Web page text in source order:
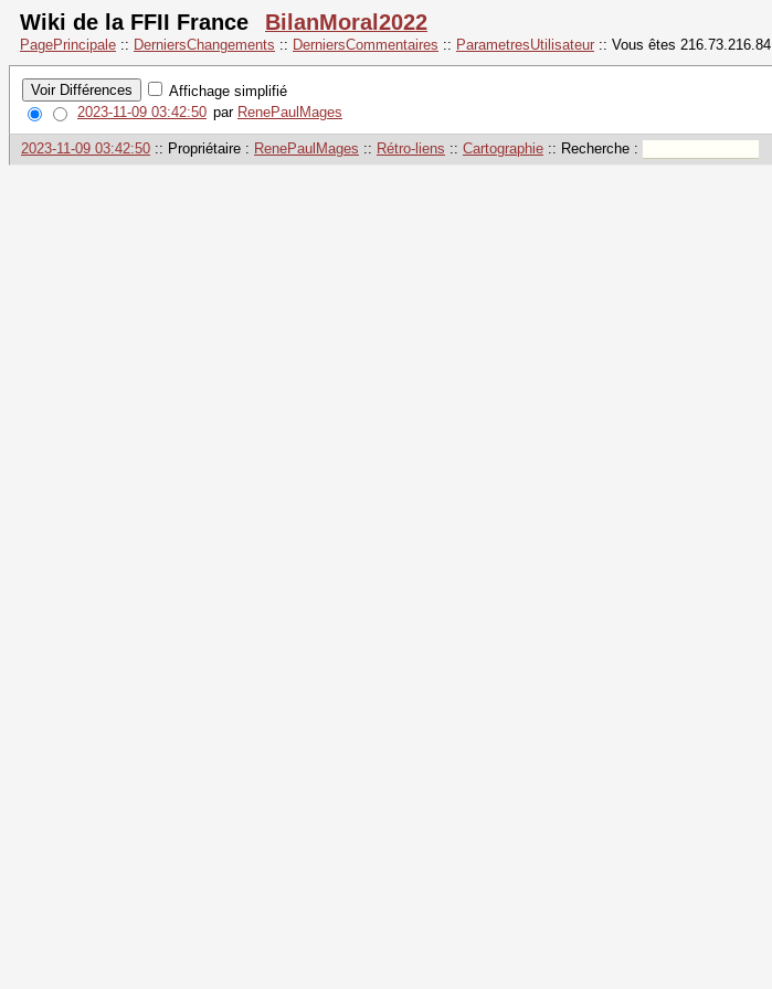
Wiki de la FFII France BilanMoral2022
PagePrincipale :: DerniersChangements :: DerniersCommentaires :: ParametresUtilisateur :: Vous êtes 216.73.216.84
Affichage simplifié
2023-11-09 03:42:50 par RenePaulMages
2023-11-09 03:42:50 :: Propriétaire : RenePaulMages :: Rétro-liens :: Cartographie :: Recherche :